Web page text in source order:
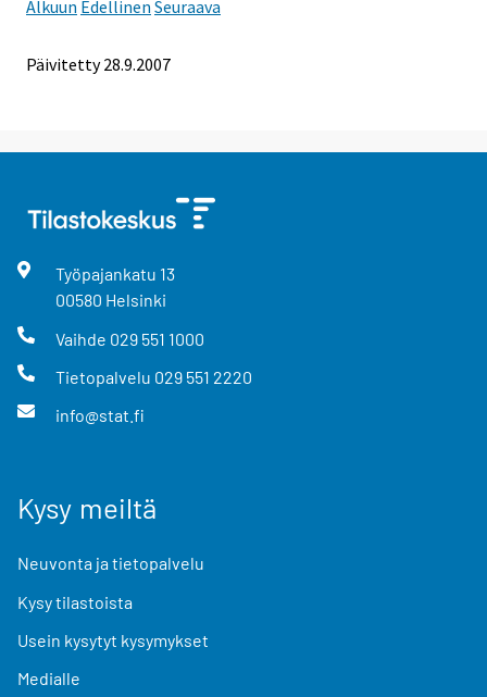
Alkuun Edellinen Seuraava
Päivitetty28.9.2007
Työpajankatu 13
00580 Helsinki
Vaihde 029 551 1000
Tietopalvelu 029 551 2220
info@stat.fi
Kysy meiltä
Neuvonta ja tietopalvelu
Kysy tilastoista
Usein kysytyt kysymykset
Medialle